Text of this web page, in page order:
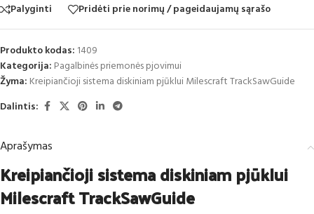
Palyginti Pridėti prie norimų / pageidaujamų sąrašo
Produkto kodas: 1409
Kategorija: Pagalbinės priemonės pjovimui
Žyma: Kreipiančioji sistema diskiniam pjūklui Milescraft TrackSawGuide
Dalintis:
Aprašymas
Kreipiančioji sistema diskiniam pjūklui
Milescraft TrackSawGuide